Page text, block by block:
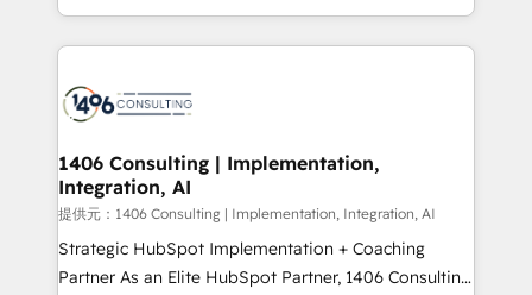
people, processes and data. We offer the best
digital solutions on the market, ranging from CRM
marketing automation to online and offline sales
allowing companies to optimize processes and meet
the needs of the customer. We are part of Impresoft
Group, a group of specialized and complementary
companies that divide their offer into 4
Competence Centers: Smart Manufacturing,
1406 Consulting | Implementation,
Integration, AI
提供元：1406 Consulting | Implementation, Integration, AI
Strategic HubSpot Implementation + Coaching
Partner As an Elite HubSpot Partner, 1406 Consulting